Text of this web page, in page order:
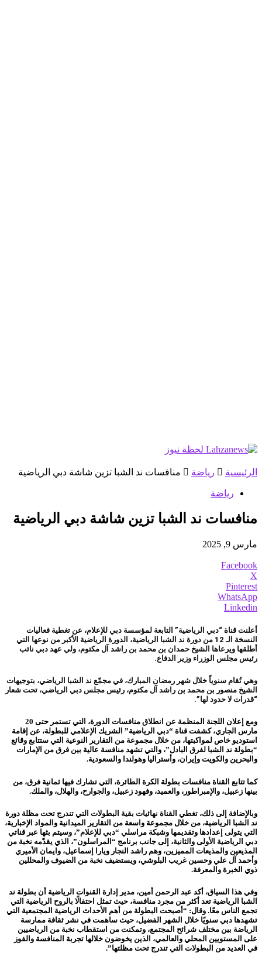
الرئيسية رياضة منافسات ند الشبا تزين شاشة دبي الرياضية
رياضة
منافسات ند الشبا تزين شاشة دبي الرياضية
مارس 9, 2025
Facebook
X
Pinterest
WhatsApp
Linkedin
أعلنت قناة “دبي الرياضية” التابعة لمؤسسة دبي للإعلام، عن تغطية فعاليات
النسخة الـ 12 من دورة ند الشبا الرياضية، الدورة الرياضية الأكبر من نوعها التي
أطلقها ويرعاها الشيخ حمدان بن محمد بن راشد آل مكتوم، ولي عهد دبي نائب
رئيس مجلس الوزراء وزير الدفاع.
وهي تُقام سنوياً خلال شهر رمضان المبارك، في مجمّع ند الشبا الرياضي، بتوجيهات
الشيخ منصور بن محمد بن راشد آل مكتوم، رئيس مجلس دبي الرياضي، تحت شعار
“قدرات لا حدود لها”.
ومع إعلان اللجنة المنظمة عن انطلاق منافسات الدورة، التي تستمر حتى 20
مارس الجاري، كشفت قناة “دبي الرياضية” الشريك الإعلامي للبطولة، عن إقامة
استوديو خاص لمواكبتها، من خلال مجموعة من التقارير النوعية التي ستتابع وقائع
“بطولة ند الشبا لفرق البادل”، والتي تشهد منافسة عالية بين فرق من الإمارات
والبحرين والكويت وإيران، وأستراليا وهولندا والسعودية.
كما تتابع القناة منافسات بطولة الكرة الطائرة، التي تشارك فيها ثمانية فرق، من
بينها زعبيل، والإمبراطور، والعميد، وفهود زعبيل، والجوارح، والهلال، والملك.
وبالإضافة إلى ذلك، تغطي القناة نهائيات بقية البطولات التي تندرج تحت مظلة دورة
ند الشبا الرياضية، من خلال مجموعة واسعة من التقارير الميدانية والمواد الإخبارية،
التي يتولى إعدادها وتقديمها وشبكة مراسلي “دبي للإعلام”، وسيتم بثها عبر قناتي
دبي الرياضية الأولى والثانية، إلى جانب برنامج “المراسلون”، الذي يقدّمه نخبة من
المذيعين والمذيعات المميزين، وهم راشد النجار ويارا إسماعيل، وايمان الأميري
وأحمد آل علي وحسين غريب البلوشي، ويستضيف نخبة من الضيوف والمحللين
ذوي الخبرة والمعرفة.
وفي هذا السياق، أكد عبد الرحمن أمين، مدير إدارة القنوات الرياضية أن بطولة ند
الشبا الرياضية تعد أكثر من مجرد منافسة، حيث تمثل احتفالًا بالروح الرياضية التي
تجمع الناس معًا. وقال: “أصبحت البطولة من أهم الأحداث الرياضية المجتمعية التي
تشهدها دبي سنويًا خلال الشهر الفضيل، حيث ساهمت في نشر ثقافة ممارسة
الرياضة بين مختلف شرائح المجتمع، وتمكنت من استقطاب نخبة من الرياضيين
على المستويين المحلي والعالمي، الذين يخوضون خلالها تجربة المنافسة والفوز
في العديد من البطولات التي تندرج تحت مظلتها”.